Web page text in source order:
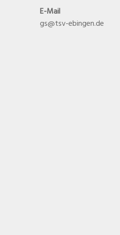
E-Mail
gs@tsv-ebingen.de